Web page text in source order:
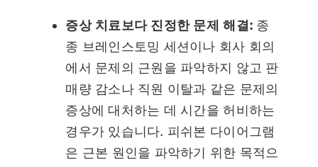
증상 치료보다 진정한 문제 해결: 종
종 브레인스토밍 세션이나 회사 회의
에서 문제의 근원을 파악하지 않고 판
매량 감소나 직원 이탈과 같은 문제의
증상에 대처하는 데 시간을 허비하는
경우가 있습니다. 피쉬본 다이어그램
은 근본 원인을 파악하기 위한 목적으